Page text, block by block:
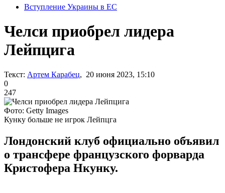
Вступление Украины в ЕС
Челси приобрел лидера
Лейпцига
Текст: Артем Карабец, 20 июня 2023, 15:10
0
247
Фото: Getty Images
Кунку больше не игрок Лейпцга
Лондонский клуб официально объявил
о трансфере французского форварда
Кристофера Нкунку.